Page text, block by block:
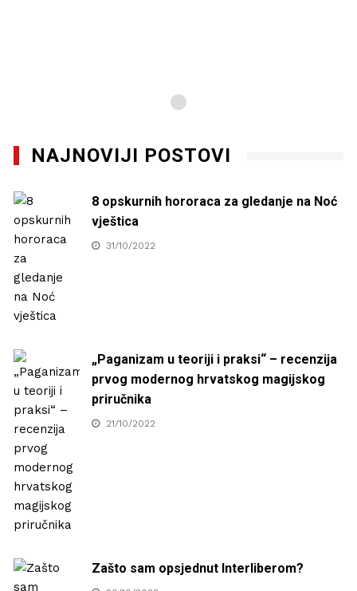
NAJNOVIJI POSTOVI
8 opskurnih hororaca za gledanje na Noć
vještica
31/10/2022
„Paganizam u teoriji i praksi“ – recenzija
prvog modernog hrvatskog magijskog
priručnika
21/10/2022
Zašto sam opsjednut Interliberom?